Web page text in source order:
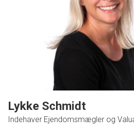
Tilhørende carport med redskabsrum. Flot
Endvidere tilhørende dejlig ugeneret have,
Denne bolig er indflytningsklar.
DENNE SKØNNE VILLA I DET ATTRAKTIVE
Lykke Schmidt
Indehaver Ejendomsmægler og